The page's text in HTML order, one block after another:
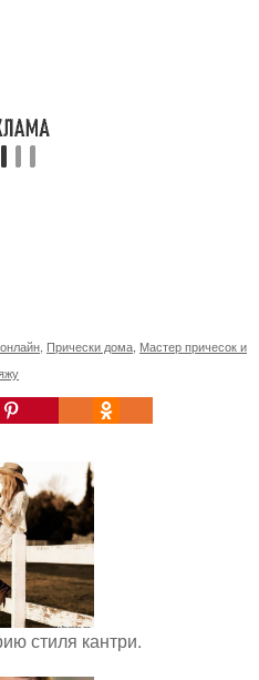
Прически дома Мастер причесок и
стиля кантри.